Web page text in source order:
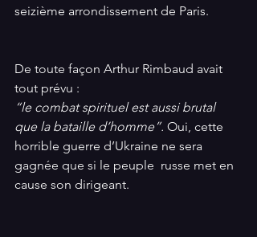
seizième arrondissement de Paris.
De toute façon Arthur Rimbaud avait
tout prévu :
“le combat spirituel est aussi brutal
que la bataille d’homme”. Oui, cette
horrible guerre d’Ukraine ne sera
gagnée que si le peuple  russe met en
cause son dirigeant.